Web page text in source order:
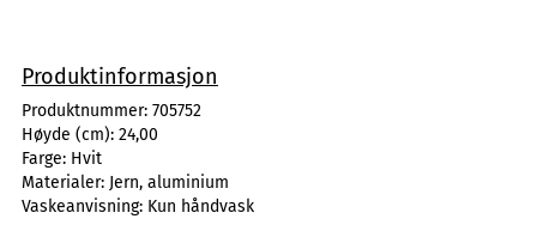
Produktinformasjon
Produktnummer: 705752
Høyde (cm): 24,00
Farge: Hvit
Materialer: Jern, aluminium
Vaskeanvisning: Kun håndvask